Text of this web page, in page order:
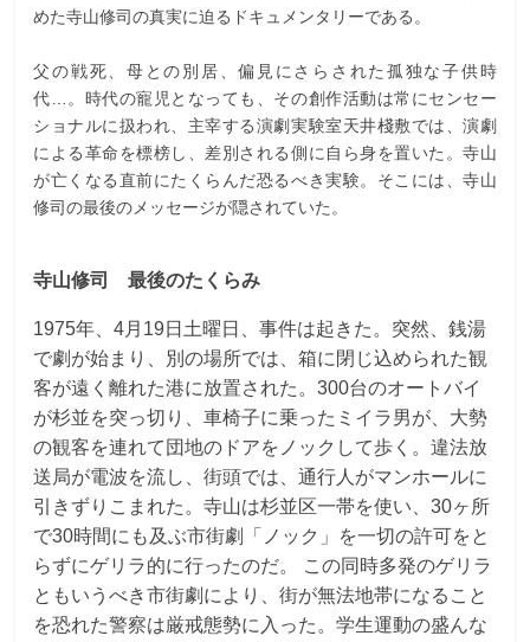
めた寺山修司の真実に迫るドキュメンタリーである。
父の戦死、母との別居、偏見にさらされた孤独な子供時
代…。時代の寵児となっても、その創作活動は常にセンセー
ショナルに扱われ、主宰する演劇実験室天井棧敷では、演劇
による革命を標榜し、差別される側に自ら身を置いた。寺山
が亡くなる直前にたくらんだ恐るべき実験。そこには、寺山
修司の最後のメッセージが隠されていた。
寺山修司 最後のたくらみ
1975年、4月19日土曜日、事件は起きた。突然、銭湯
で劇が始まり、別の場所では、箱に閉じ込められた観
客が遠く離れた港に放置された。300台のオートバイ
が杉並を突っ切り、車椅子に乗ったミイラ男が、大勢
の観客を連れて団地のドアをノックして歩く。違法放
送局が電波を流し、街頭では、通行人がマンホールに
引きずりこまれた。寺山は杉並区一帯を使い、30ヶ所
で30時間にも及ぶ市街劇「ノック」を一切の許可をと
らずにゲリラ的に行ったのだ。 この同時多発のゲリラ
ともいうべき市街劇により、街が無法地帯になること
を恐れた警察は厳戒態勢に入った。学生運動の盛んな